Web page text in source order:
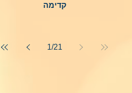
קדימה
1/21